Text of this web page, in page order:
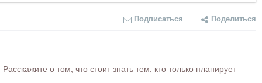
Подписаться Поделиться
о том, что стоит знать тем, кто только планирует